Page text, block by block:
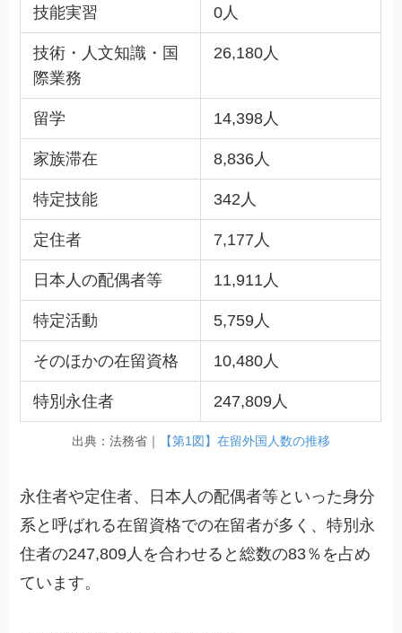
技能実習 0人
技術・人文知識・国
際業務
26,180人
留学 14,398人
家族滞在 8,836人
特定技能 342人
定住者 7,177人
日本人の配偶者等 11,911人
特定活動 5,759人
そのほかの在留資格 10,480人
特別永住者 247,809人
出典：法務省｜ 【第1図】在留外国人数の推移
永住者や定住者、日本人の配偶者等といった身分
系と呼ばれる在留資格での在留者が多く、特別永
住者の247,809人を合わせると総数の83％を占め
ています。